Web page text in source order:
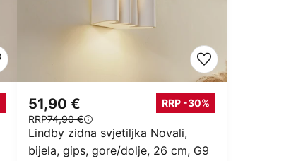
51,90 €
RRP74,90 €
RRP -30%
Lindby zidna svjetiljka Novali,
bijela, gips, gore/dolje, 26 cm, G9